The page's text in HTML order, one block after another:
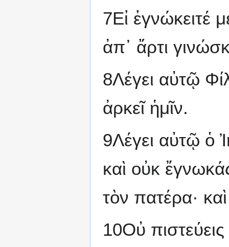
7Εἰ ἐγνώκειτέ
ἀπ᾽ ἄρτι
8Λέγει αὐτῷ
ἀρκεῖ ἡμῖν.
9Λέγει αὐτῷ ὁ
καὶ οὐκ
τὸν πατέρα·
10Οὐ